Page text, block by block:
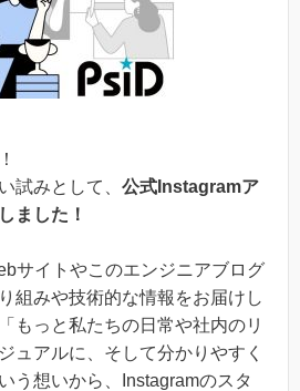
試みとして、 公式Instagramア
ました！
サイトやこのエンジニアブログ
組みや技術的な情報をお届けし
もっと私たちの日常や社内のリ
ュアルに、そして分かりやすく
う想いから、Instagramのスタ